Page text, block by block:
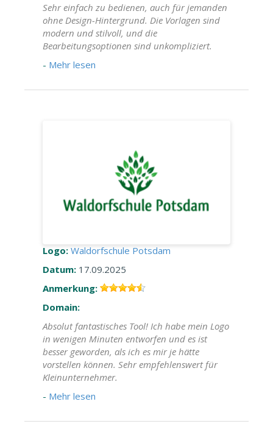
Sehr einfach zu bedienen, auch für jemanden
ohne Design-Hintergrund. Die Vorlagen sind
modern und stilvoll, und die
Bearbeitungsoptionen sind unkompliziert.
- Mehr lesen
Logo: Waldorfschule Potsdam
Datum: 17.09.2025
Anmerkung:
Domain:
Absolut fantastisches Tool! Ich habe mein Logo
in wenigen Minuten entworfen und es ist
besser geworden, als ich es mir je hätte
vorstellen können. Sehr empfehlenswert für
Kleinunternehmer.
- Mehr lesen